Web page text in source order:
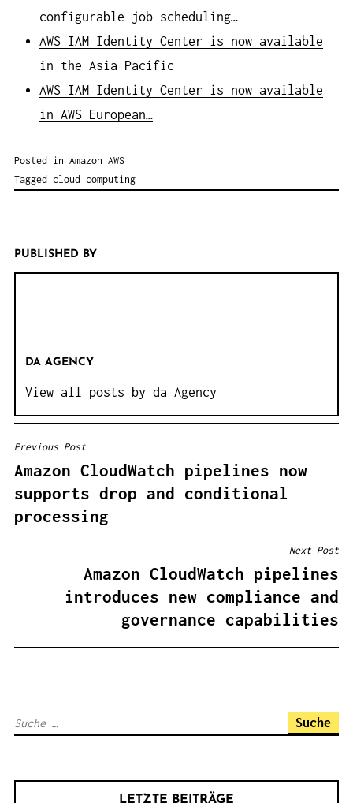
configurable job scheduling…
AWS IAM Identity Center is now available
in the Asia Pacific
AWS IAM Identity Center is now available
in AWS European…
Posted in Amazon AWS
Tagged cloud computing
PUBLISHED BY
DA AGENCY
View all posts by da Agency
B
E
I
T
G
Previous Post
Amazon CloudWatch pipelines now
supports drop and conditional
processing
Next Post
Amazon CloudWatch pipelines
introduces new compliance and
governance capabilities
S
LETZTE BEITRÄGE